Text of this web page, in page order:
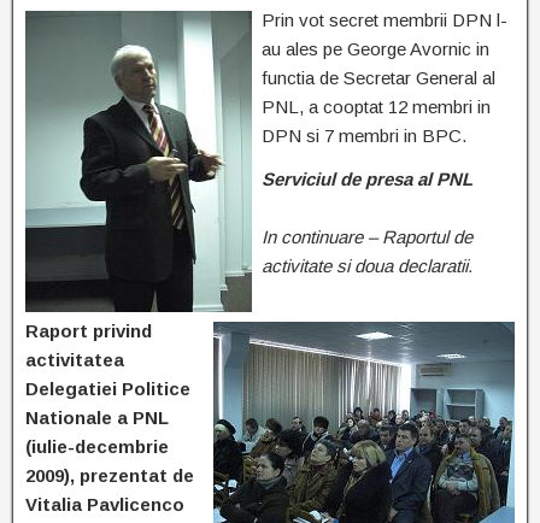
Prin vot secret membrii DPN l-
au ales pe George Avornic in
functia de Secretar General al
PNL, a cooptat 12 membri in
DPN si 7 membri in BPC.
Serviciul de presa al PNL
In continuare – Raportul de
activitate si doua declaratii.
Raport privind
activitatea
Delegatiei Politice
Nationale a PNL
(iulie-decembrie
2009), prezentat de
Vitalia Pavlicenco